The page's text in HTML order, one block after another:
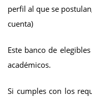
perfil al que se
cuenta)
Este banco de
académicos.
Si cumples con los